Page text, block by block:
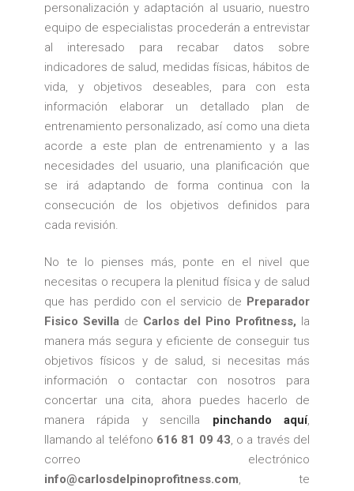
personalización y adaptación al usuario, nuestro
equipo de especialistas procederán a entrevistar
al interesado para recabar datos sobre
indicadores de salud, medidas físicas, hábitos de
vida, y objetivos deseables, para con esta
información elaborar un detallado plan de
entrenamiento personalizado, así como una dieta
acorde a este plan de entrenamiento y a las
necesidades del usuario, una planificación que
se irá adaptando de forma continua con la
consecución de los objetivos definidos para
cada revisión.
No te lo pienses más, ponte en el nivel que
necesitas o recupera la plenitud física y de salud
que has perdido con el servicio de Preparador
Fisico Sevilla de Carlos del Pino Profitness, la
manera más segura y eficiente de conseguir tus
objetivos físicos y de salud, si necesitas más
información o contactar con nosotros para
concertar una cita, ahora puedes hacerlo de
manera rápida y sencilla pinchando aquí,
llamando al teléfono 616 81 09 43, o a través del
correo electrónico
info@carlosdelpinoprofitness.com, te